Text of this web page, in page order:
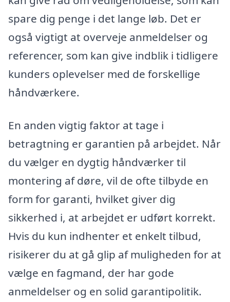
spare dig penge i det lange løb. Det er
også vigtigt at overveje anmeldelser og
referencer, som kan give indblik i tidligere
kunders oplevelser med de forskellige
håndværkere.
En anden vigtig faktor at tage i
betragtning er garantien på arbejdet. Når
du vælger en dygtig håndværker til
montering af døre, vil de ofte tilbyde en
form for garanti, hvilket giver dig
sikkerhed i, at arbejdet er udført korrekt.
Hvis du kun indhenter et enkelt tilbud,
risikerer du at gå glip af muligheden for at
vælge en fagmand, der har gode
anmeldelser og en solid garantipolitik.